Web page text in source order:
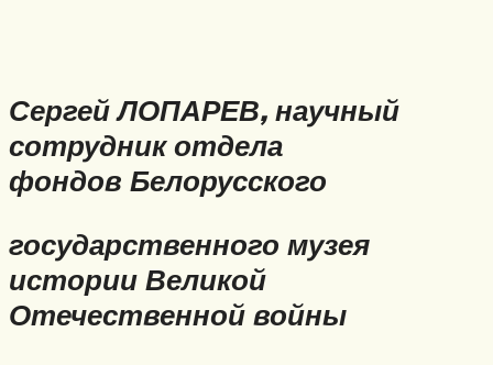
Сергей ЛОПАРЕВ, научный
сотрудник отдела
фондов Белорусского
государственного музея
истории Великой
Отечественной войны